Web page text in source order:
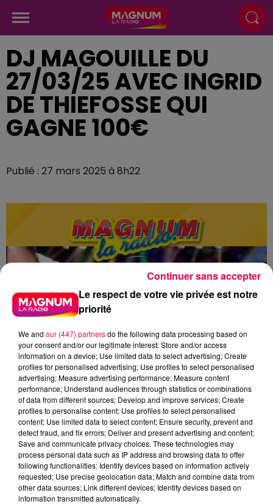
DJ MAGOUILLE DU
27/03/25 AVEC INGRID
DE THIEFOSSE QUI
GAGNE 100€
Publié : 27 mars 2025 à 8h22
podcasts/2025/03/DJMAG270325.mp3
Le respect de votre vie privée est notre
priorité
We and our (447) partnersdo the following data processing based on
your consent and/or our legitimate interest: Store and/or access
information on a device; Use limited data to select advertising; Create
profiles for personalised advertising; Use profiles to select personalised
advertising; Measure advertising performance; Measure content
performance; Understand audiences through statistics or combinations
of data from different sources; Develop and improve services; Create
profiles to personalise content; Use profiles to select personalised
content; Use limited data to select content; Ensure security, prevent and
detect fraud, and fix errors; Deliver and present advertising and content;
Save and communicate privacy choices. These technologies may
process personal data such as IP address and browsing data to offer
following functionalities: Identify devices based on information actively
requested; Use precise geolocation data; Match and combine data from
other data sources; Link different devices; Identify devices based on
information transmitted automatically.
Continuer sans accepter